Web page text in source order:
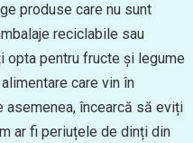
produse care nu sunt
reciclabile sau
opta pentru fructe și legume
care vin în
asemenea, încearcă să eviți
ar fi periuțele de dinți din